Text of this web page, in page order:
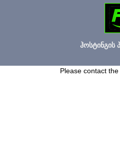
ჰოსტინგის
Please contact